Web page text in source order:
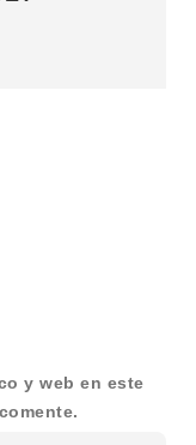
y web en este